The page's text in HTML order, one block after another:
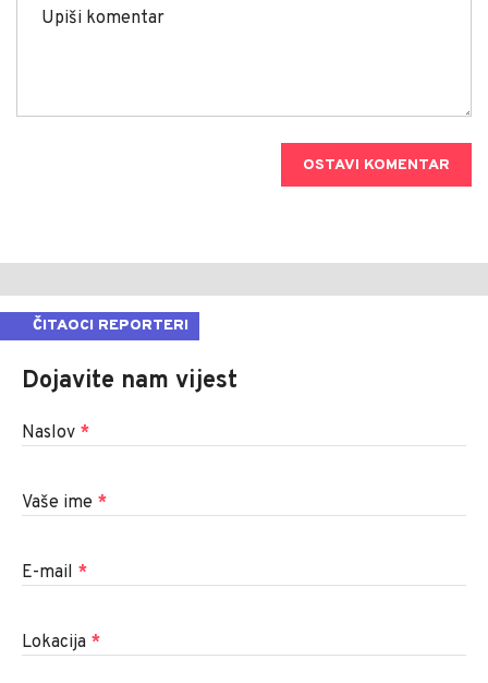
OSTAVI KOMENTAR
ČITAOCI REPORTERI
Dojavite nam vijest
Naslov *
Vaše ime *
E-mail *
Lokacija *